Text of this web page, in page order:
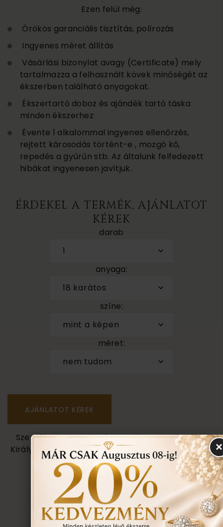
Ezen felül még:
Örökös garanciális tisztítás, polírozás
Ingyenes méret állítás
Vásárlási bizonylat avagy (Certificate) mely
tartalmazza a felhasznált kövek minőségét az
ékszerben található anyagokat.
Ékszertartó doboz és ajándék tartó táska
minden ékszerhez
Évente 1 alkalommal ingyenes ellenőrzés,
rejtett károsodás történt-e , mozgó kő,
repedés a gyűrűn stb. Az általunk felfedezett
hibákat ingyenesen javítjuk.
ÉRDEKEL A TERMÉK, AJÁNLATOT
KÉREK
darab
1
anyaga:
18 karátos
színe:
mint a képen
méret:
nem tudom
Személyes megtekintés a Budapest VII. kerület,
Király u. 1/b címen található üzletünkben történik.
VISSZA A TERMÉKEKHEZ
EGYEZTETÉS
×